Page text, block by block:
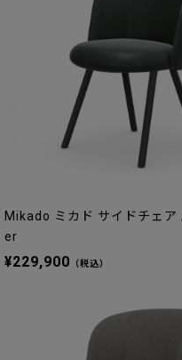
Mikado ミカド サイドチェ
er
¥229,900 （税込）